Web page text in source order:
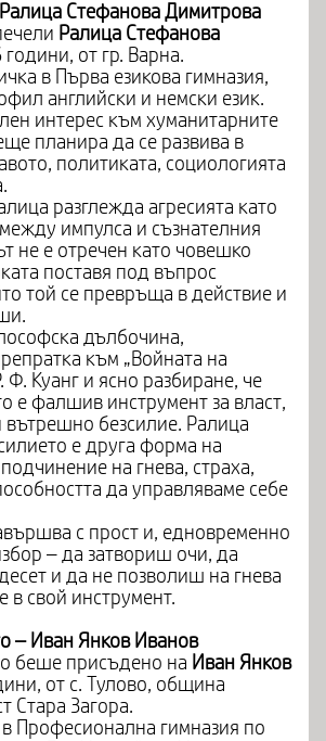
Ралица Стефанова Димитрова
Ралица Стефанова
години, от гр. Варна.
в Първа езикова гимназия,
английски и немски език.
интерес към хуманитарните
планира да се развива в
политиката, социологията
разглежда агресията като
импулса и съзнателния
не е отречен като човешко
поставя под въпрос
той се превръща в действие и
дълбочина,
към „Войната на
Ф. Куанг и ясно разбиране, че
е фалшив инструмент за власт,
вътрешно безсилие. Ралица
е друга форма на
на гнева, страха,
да управляваме себе
с прост и, едновременно
– да затвориш очи, да
и да не позволиш на гнева
в свой инструмент.
– Иван Янков Иванов
беше присъдено на Иван Янков
от с. Тулово, община
Стара Загора.
Професионална гимназия по